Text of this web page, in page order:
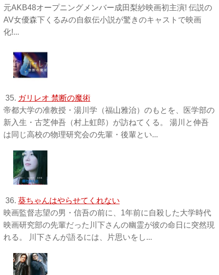
元AKB48オープニングメンバー成田梨紗映画初主演! 伝説の
AV女優森下くるみの自叙伝小説が驚きのキャストで映画
化!...
35. ガリレオ 禁断の魔術
帝都大学の准教授・湯川学（福山雅治）のもとを、医学部の
新入生・古芝伸吾（村上虹郎）が訪ねてくる。 湯川と伸吾
は同じ高校の物理研究会の先輩・後輩とい...
36. 葵ちゃんはやらせてくれない
映画監督志望の男・信吾の前に、1年前に自殺した大学時代
映画研究部の先輩だった川下さんの幽霊が彼の命日に突然現
れる。 川下さんが語るには、片思いをし...